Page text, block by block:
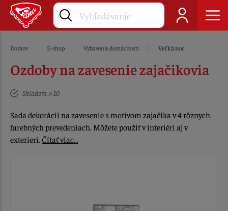
Domov E-shop Vybavenie domácnosti Veľká noc
Ozdoby na zavesenie zajačikovia
Skladom > 10
Sada dekorácii na zavesenie s motívom zajačika v 4 rôznych
farebných prevedeniach. Môžete použiť v interiéri aj v
exterieri.Čítať viac…